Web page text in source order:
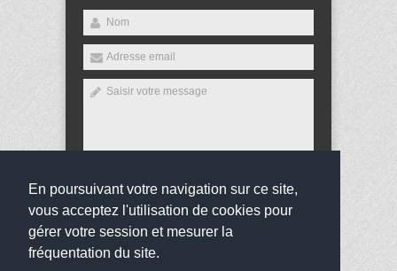
En poursuivant votre navigation sur ce site,
vous acceptez l'utilisation de cookies pour
gérer votre session et mesurer la
fréquentation du site.
Envoyer